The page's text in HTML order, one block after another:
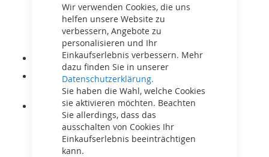
Wir verwenden Cookies, die uns
helfen unsere Website zu
verbessern, Angebote zu
personalisieren und Ihr
Einkaufserlebnis verbessern. Mehr
dazu finden Sie in unserer
Datenschutzerklärung.
Sie haben die Wahl, welche Cookies
sie aktivieren möchten. Beachten
Sie allerdings, dass das
ausschalten von Cookies Ihr
Einkaufserlebnis beeinträchtigen
kann.
Passend für BERG Street-X Gokarts.
Es handelt sich um 2 Stück Handprotektoren /
Handschützer in Schwarz.
Original BERG Ersatzteil.